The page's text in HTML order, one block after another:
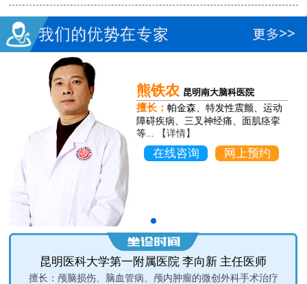
熊铁农 昆明南大脑科医院
擅长： 帕金森、特发性震颤、运动
障碍疾病、三叉神经痛、面肌痉挛
等...
【详情】
在线咨询 网上预约
昆明医科大学第一附属医院 李向新 主任医师
擅长：颅脑损伤、脑血管病、颅内肿瘤的微创外科手术治疗